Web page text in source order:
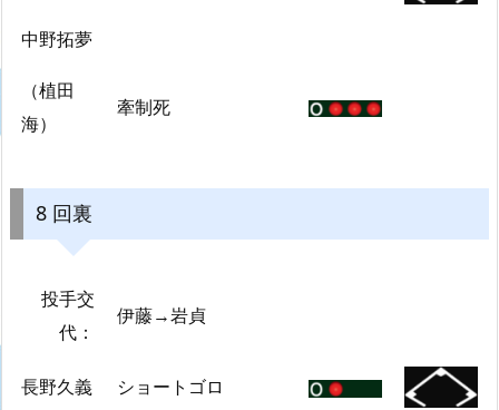
中野拓夢
（植田
海）
牽制死
8 回裏
投手交
代：
伊藤→岩貞
長野久義 ショートゴロ